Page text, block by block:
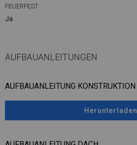
FEUERFEST
Ja
AUFBAUANLEITUNGEN
AUFBAUANLEITUNG KONSTRUKTION
Herunterladen